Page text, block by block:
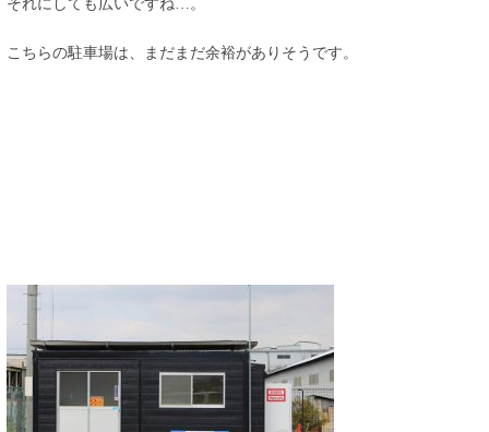
それにしても広いですね…。
こちらの駐車場は、まだまだ余裕がありそうです。